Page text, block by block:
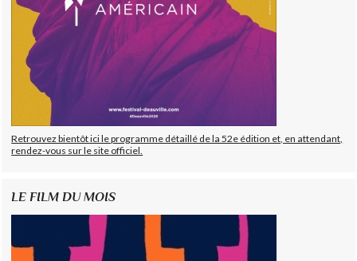
Retrouvez bientôt ici le programme détaillé de la 52e édition et, en attendant,
rendez-vous sur le site officiel.
LE FILM DU MOIS